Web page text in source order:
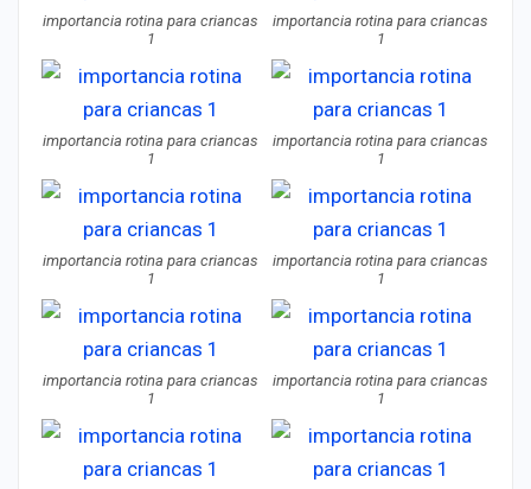
importancia rotina para criancas
1
importancia rotina para criancas
1
importancia rotina para criancas
1
importancia rotina para criancas
1
importancia rotina para criancas
1
importancia rotina para criancas
1
importancia rotina para criancas
1
importancia rotina para criancas
1